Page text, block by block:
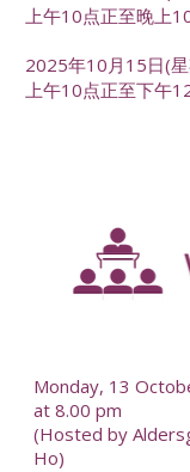
上午10点正至晚上
2025年10月15日(
上午10点正至下午
Monday, 13
at 8.00 pm
(Hosted by
Ho)